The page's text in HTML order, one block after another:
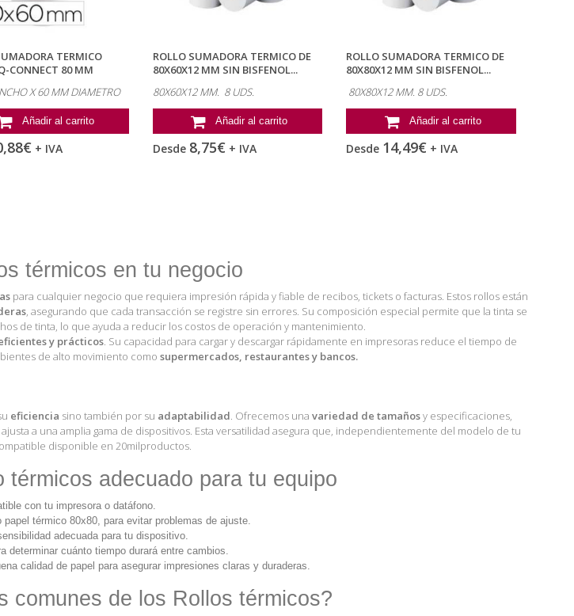
TERMICO
CONNECT 80 MM
X 60 MM DIAMETRO
Añadir al carrito
+ IVA
ROLLO SUMADORA TERMICO DE
80X60X12 MM SIN BISFENOL...
80X60X12 MM. 8 UDS.
Añadir al carrito
Desde 8,75€ + IVA
ROLLO SUMADORA TERMICO DE
80X80X12 MM SIN BISFENOL...
80X80X12 MM. 8 UDS.
Añadir al carrito
Desde 14,49€ + IVA
térmicos en tu negocio
para cualquier negocio que requiera impresión rápida y fiable de recibos, tickets o facturas. Estos rollos están
, asegurando que cada transacción se registre sin errores. Su composición especial permite que la tinta se
de tinta, lo que ayuda a reducir los costos de operación y mantenimiento.
y prácticos. Su capacidad para cargar y descargar rápidamente en impresoras reduce el tiempo de
de alto movimiento como supermercados, restaurantes y bancos.
eficiencia sino también por su adaptabilidad. Ofrecemos una variedad de tamañosy especificaciones,
a una amplia gama de dispositivos. Esta versatilidad asegura que, independientemente del modelo de tu
disponible en 20milproductos.
térmicos adecuado para tu equipo
con tu impresora o datáfono.
térmico 80x80, para evitar problemas de ajuste.
adecuada para tu dispositivo.
determinar cuánto tiempo durará entre cambios.
calidad de papel para asegurar impresiones claras y duraderas.
comunes de los Rollos térmicos?